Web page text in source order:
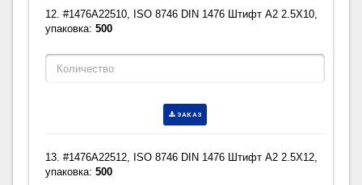
12. #1476A22510, ISO 8746 DIN 1476 Штифт A2 2.5X10,
упаковка:500
ЗАКАЗ
13. #1476A22512, ISO 8746 DIN 1476 Штифт A2 2.5X12,
упаковка:500